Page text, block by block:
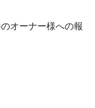
オーナー様への報